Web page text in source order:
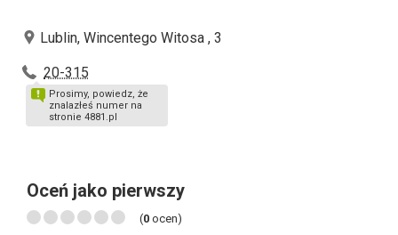
Lublin, Wincentego Witosa , 3
20-315
Prosimy, powiedz, że
znalazłeś numer na
stronie 4881.pl
Oceń jako pierwszy
(0 ocen)